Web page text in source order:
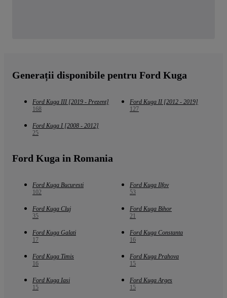
Generații disponibile pentru Ford Kuga
Ford Kuga III [2019 - Prezent]
168
Ford Kuga II [2012 - 2019]
127
Ford Kuga I [2008 - 2012]
25
Ford Kuga in Romania
Ford Kuga Bucuresti
102
Ford Kuga Ilfov
53
Ford Kuga Cluj
35
Ford Kuga Bihor
21
Ford Kuga Galati
17
Ford Kuga Constanta
16
Ford Kuga Timis
16
Ford Kuga Prahova
15
Ford Kuga Iasi
15
Ford Kuga Arges
15